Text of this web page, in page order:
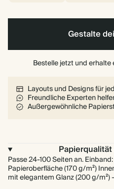
Gestalte
Bestelle jetzt und erhalte
Layouts und Designs für
Freundliche Experten
Außergewöhnliche
Passe 24-100 Seiten an.
Papieroberfläche (170 g/m²)
mit elegantem Glanz (200 g/m²)